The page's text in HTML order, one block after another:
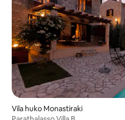
Vila huko Monastiraki